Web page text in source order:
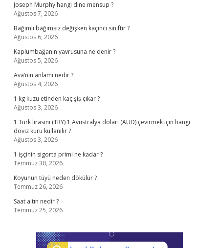
Joseph Murphy hangi dine mensup ?
Ağustos 7, 2026
Bağımlı bağımsız değişken kaçıncı sınıftır ?
Ağustos 6, 2026
Kaplumbağanın yavrusuna ne denir ?
Ağustos 5, 2026
Ava’nın anlamı nedir ?
Ağustos 4, 2026
1 kg kuzu etinden kaç şiş çıkar ?
Ağustos 3, 2026
1 Türk lirasını (TRY) 1 Avustralya doları (AUD) çevirmek için hangi
döviz kuru kullanılır ?
Ağustos 3, 2026
1 işçinin sigorta primi ne kadar ?
Temmuz 30, 2026
Koyunun tüyü neden dökülür ?
Temmuz 26, 2026
Saat altın nedir ?
Temmuz 25, 2026